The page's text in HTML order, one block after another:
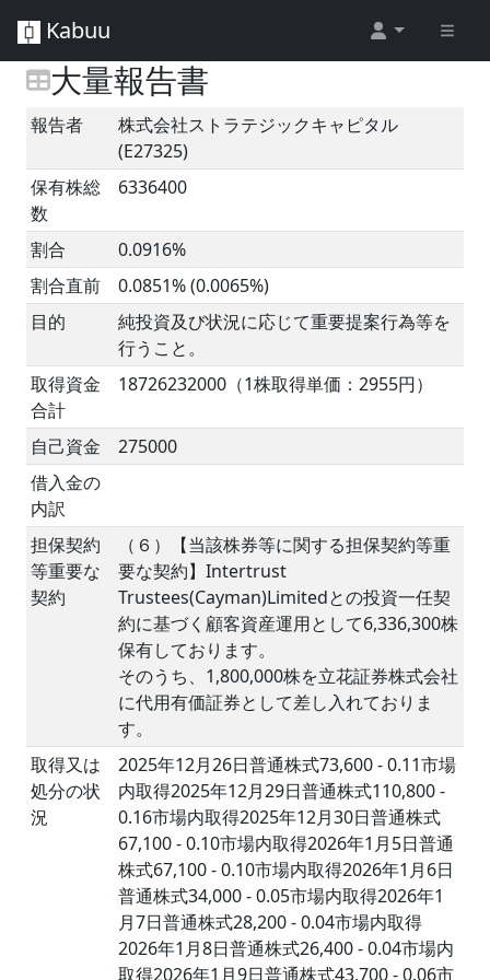
Kabuu
大量報告書
報告者
株式会社ストラテジックキャピタル
(E27325)
保有株総
数
6336400
割合
0.0916%
割合直前
0.0851% (0.0065%)
目的
純投資及び状況に応じて重要提案行為等を
行うこと。
取得資金
合計
18726232000（1株取得単価：2955円）
自己資金
275000
借入金の
内訳
担保契約
等重要な
契約
（６）【当該株券等に関する担保契約等重
要な契約】Intertrust
Trustees(Cayman)Limitedとの投資一任契
約に基づく顧客資産運用として6,336,300株
保有しております。
そのうち、1,800,000株を立花証券株式会社
に代用有価証券として差し入れておりま
す。
取得又は
処分の状
況
2025年12月26日普通株式73,600 - 0.11市場
内取得2025年12月29日普通株式110,800 -
0.16市場内取得2025年12月30日普通株式
67,100 - 0.10市場内取得2026年1月5日普通
株式67,100 - 0.10市場内取得2026年1月6日
普通株式34,000 - 0.05市場内取得2026年1
月7日普通株式28,200 - 0.04市場内取得
2026年1月8日普通株式26,400 - 0.04市場内
取得2026年1月9日普通株式43,700 - 0.06市